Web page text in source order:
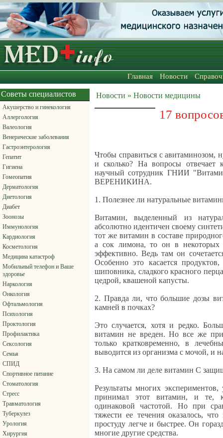
Главная Новости
Советы специалистов
Акушерство и гинекология
Аллергология
Валеология
Венерические заболевания
Гастроэнтерология
Гепатит
Гигиена
Гомеопатия
Дерматология
Диетология
Диабет
Зоонозы
Иммунология
Кардиология
Косметология
Медицина катастроф
Мобильный телефон и Ваше
здоровье
Наркология
Онкология
Офтальмология
Психология
Проктология
Профилактика
Сексология
Семья
СПИД
Спортивное питание
Стоматология
Стресс
Травматология
Туберкулез
Урология
Хирургия
Новости » Новости медицины
17
Чтобы справиться с
и сколько? На вопросы отвечает
научный сотрудник ГНИИ
ВЕРЕНИКИНА.
1. Полезнее ли натуральные
Витамин, выделенный из
абсолютно идентичен своему
тот же витамин в составе
а сок лимона, то он в некоторых
эффективно. Ведь там он
Особенно это касается
шиповника, сладкого красного
цедрой, квашеной капусты.
2. Правда ли, что большие дозы
камней в почках?
Это случается, хотя и редко.
витамин не вреден. Но все же
только кратковременно, в
выводится из организма с мочой, и
3. На самом ли деле витамин С
Результаты многих
принимал этот витамин, и те,
одинаковой частотой. Но при
тяжести ее течения оказалось,
простуду легче и быстрее. Он
многие другие средства.